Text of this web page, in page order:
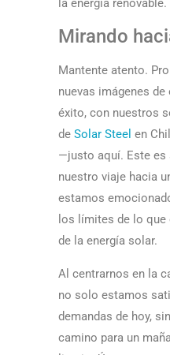
la energía renovable.
Mirando
Mantente atento.
nuevas imágenes
éxito, con nuestros
de Solar Steel en
—justo aquí. Este es
nuestro viaje hacia
estamos
los límites de lo
de la energía solar.
Al centrarnos en la
no solo estamos
demandas de hoy,
camino para un